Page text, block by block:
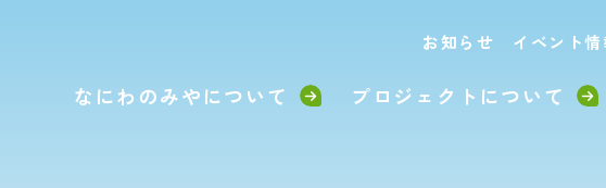
お知らせ イベント情
なにわのみやについて プロジェクトについて